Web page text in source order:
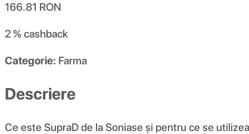
166.81 RON
2 %cashback
Categorie: Farma
Descriere
Ce este SupraD de la Soniase și pentru ce se